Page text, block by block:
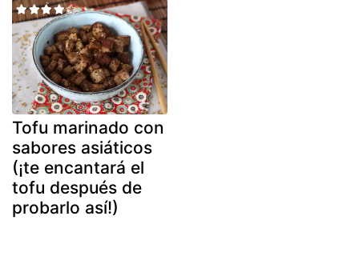
Tofu marinado con
sabores asiáticos
(¡te encantará el
tofu después de
probarlo así!)